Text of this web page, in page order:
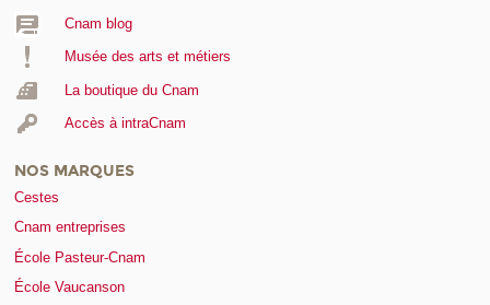
Cnam blog
Musée des arts et métiers
La boutique du Cnam
Accès à intraCnam
NOS MARQUES
Cestes
Cnam entreprises
École Pasteur-Cnam
École Vaucanson